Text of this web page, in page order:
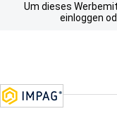
Um dieses
einloggen